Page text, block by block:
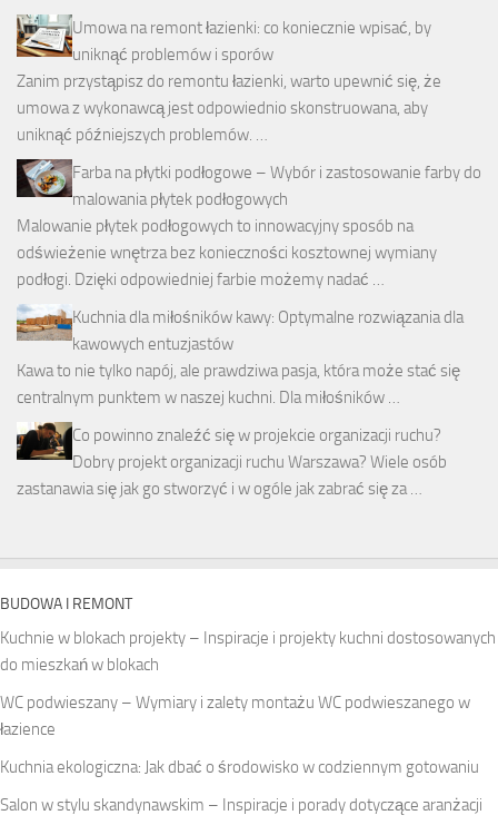
Umowa na remont łazienki: co koniecznie wpisać, by
uniknąć problemów i sporów
Zanim przystąpisz do remontu łazienki, warto upewnić się, że
umowa z wykonawcą jest odpowiednio skonstruowana, aby
uniknąć późniejszych problemów. …
Farba na płytki podłogowe – Wybór i zastosowanie farby do
malowania płytek podłogowych
Malowanie płytek podłogowych to innowacyjny sposób na
odświeżenie wnętrza bez konieczności kosztownej wymiany
podłogi. Dzięki odpowiedniej farbie możemy nadać …
Kuchnia dla miłośników kawy: Optymalne rozwiązania dla
kawowych entuzjastów
Kawa to nie tylko napój, ale prawdziwa pasja, która może stać się
centralnym punktem w naszej kuchni. Dla miłośników …
Co powinno znaleźć się w projekcie organizacji ruchu?
Dobry projekt organizacji ruchu Warszawa? Wiele osób
zastanawia się jak go stworzyć i w ogóle jak zabrać się za …
BUDOWA I REMONT
Kuchnie w blokach projekty – Inspiracje i projekty kuchni dostosowanych
do mieszkań w blokach
WC podwieszany – Wymiary i zalety montażu WC podwieszanego w
łazience
Kuchnia ekologiczna: Jak dbać o środowisko w codziennym gotowaniu
Salon w stylu skandynawskim – Inspiracje i porady dotyczące aranżacji